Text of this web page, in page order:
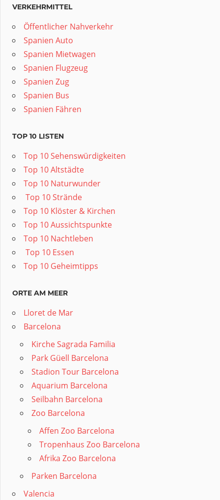
VERKEHRMITTEL
Öffentlicher Nahverkehr
Spanien Auto
Spanien Mietwagen
Spanien Flugzeug
Spanien Zug
Spanien Bus
Spanien Fähren
TOP 10 LISTEN
Top 10 Sehenswürdigkeiten
Top 10 Altstädte
Top 10 Naturwunder
️ Top 10 Strände
Top 10 Klöster & Kirchen
Top 10 Aussichtspunkte
Top 10 Nachtleben
️ Top 10 Essen
Top 10 Geheimtipps
ORTE AM MEER
Lloret de Mar
Barcelona
Kirche Sagrada Familia
Park Güell Barcelona
Stadion Tour Barcelona
Aquarium Barcelona
Seilbahn Barcelona
Zoo Barcelona
Affen Zoo Barcelona
Tropenhaus Zoo Barcelona
Afrika Zoo Barcelona
Parken Barcelona
Valencia